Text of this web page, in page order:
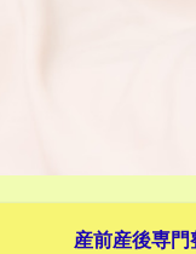
産前産後専門